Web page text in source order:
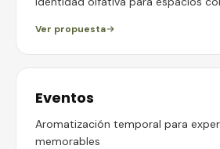
Ver propuesta
Eventos
Aromatización temporal para
memorables